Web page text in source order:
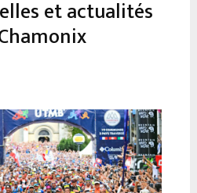
et actualités